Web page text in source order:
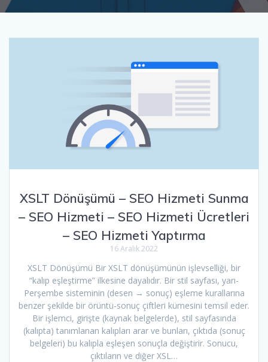
XSLT Dönüşümü – SEO Hizmeti Sunma
– SEO Hizmeti – SEO Hizmeti Ücretleri
– SEO Hizmeti Yaptırma
16 Aralık 2022
XSLT Dönüşümü Bir XSLT dönüşümünün işlevselliği, bir
“kalıp eşleştirme” ilkesine dayalıdır. Bir stil sayfası, yarı-
Perşembe sisteminin (desen → sonuç) eşleme kurallarına
benzer şekilde bir örüntü-sonuç çiftleri kümesini temsil eder.
Bir işlemci, girişte (kaynak belgelerde), stil sayfasında
(kalıpta) tanımlanan kalıpları arar ve bunları, çıktıda (sonuç
belgeleri) bu kalıpla eşleşen sonuçla değiştirir. Sonucu,
çıktıların ve diğer XSL…